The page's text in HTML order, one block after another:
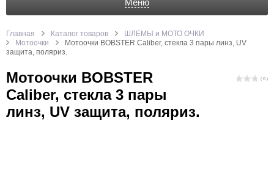
Меню
Главная Каталог товаров
ШЛЕМЫ и МОТО ОЧКИ
Мотоочки
Мотоочки BOBSTER Caliber, стекла 3 пары линз, UV
защита, поляриз.
Мотоочки BOBSTER
Caliber, стекла 3 пары
линз, UV защита, поляриз.
( 0 )